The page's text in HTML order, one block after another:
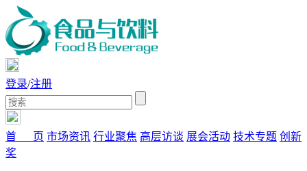
登录/注册
首 页 市场资讯 行业聚焦 高层访谈 展会活动 技术专题 创新
奖